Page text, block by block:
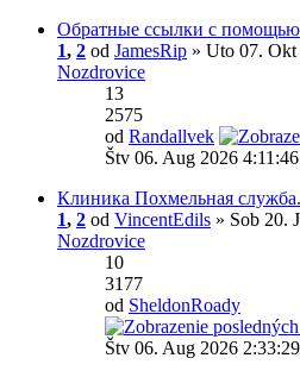
Обратные ссылки с помощью
1, 2 od JamesRip » Uto 07.
Nozdrovice
13
2575
od Randallvek
Štv 06. Aug 2026 4:11:46
Клиника Похмельная
1, 2 od VincentEdils » Sob 20.
Nozdrovice
10
3177
od SheldonRoady
Štv 06. Aug 2026 2:33:29